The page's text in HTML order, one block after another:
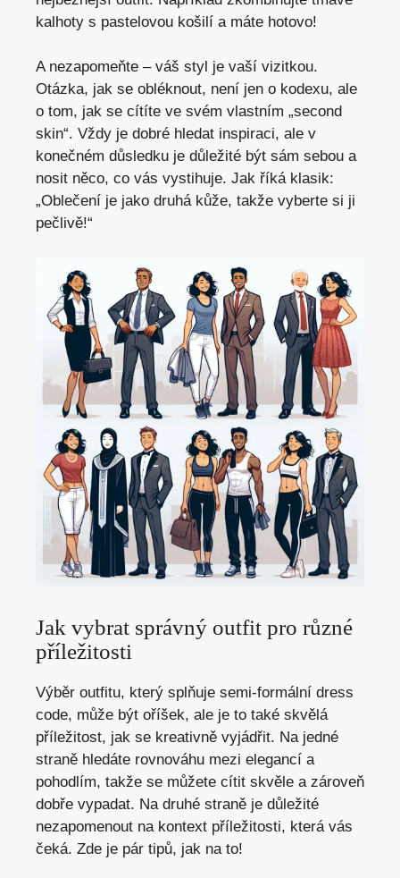
kalhoty s pastelovou košilí a máte hotovo!
A nezapomeňte – váš styl je vaší vizitkou.
Otázka, jak se obléknout, není jen o kodexu, ale
o tom, jak se cítíte ve svém vlastním „second
skin“. Vždy je dobré hledat inspiraci, ale v
konečném důsledku je důležité být sám sebou a
nosit něco, co vás vystihuje. Jak říká klasik:
„Oblečení je jako druhá kůže, takže vyberte si ji
pečlivě!“
Jak vybrat správný outfit pro různé
příležitosti
Výběr outfitu, který splňuje semi-formální dress
code, může být oříšek, ale je to také skvělá
příležitost, jak se kreativně vyjádřit. Na jedné
straně hledáte rovnováhu mezi elegancí a
pohodlím, takže se můžete cítit skvěle a zároveň
dobře vypadat. Na druhé straně je důležité
nezapomenout na kontext příležitosti, která vás
čeká. Zde je pár tipů, jak na to!